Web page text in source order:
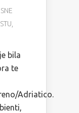
bila
te
Adriatico.